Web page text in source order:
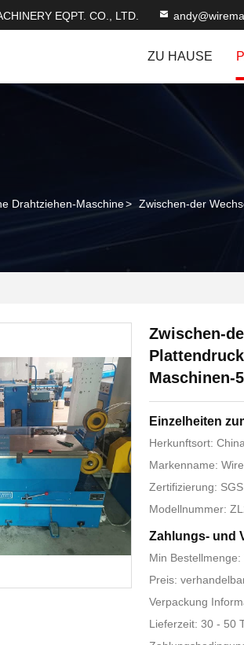
EQPT. CO., LTD.
ZU HAUSE
Drahtziehen-Maschine> Zwischen-der
Zwischen-
Maschinen-
Einzelheiten
Herkunftsort: China
Markenname:
Zertifizierung:
Modellnummer:
Zahlungs- und
Min Bestellmenge:
Preis:
Verpackung
Lieferzeit: 30 - 50